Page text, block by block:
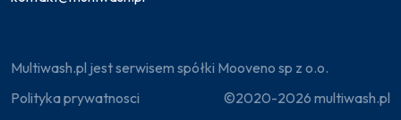
Multiwash.pl jest serwisem spółki Mooveno sp z o.o.
Polityka prywatnosci
©2020-2026 multiwash.pl